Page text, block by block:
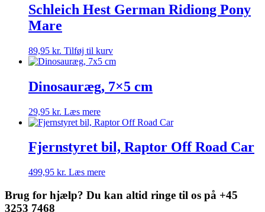
Schleich Hest German Ridiong Pony
Mare
89,95 kr. Tilføj til kurv
Dinosauræg, 7×5 cm
29,95 kr. Læs mere
Fjernstyret bil, Raptor Off Road Car
499,95 kr. Læs mere
Brug for hjælp? Du kan altid ringe til os på +45
3253 7468